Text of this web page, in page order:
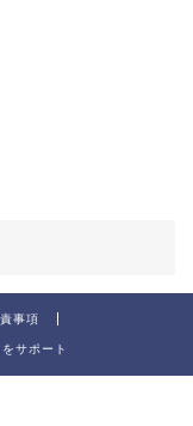
事項
サポート